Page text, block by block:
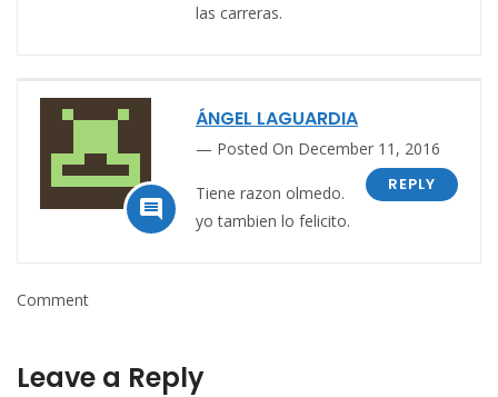
las carreras.

ÁNGEL LAGUARDIA
Posted On December 11, 2016
REPLY
Tiene razon olmedo.
yo tambien lo felicito.
Comment
Leave a Reply